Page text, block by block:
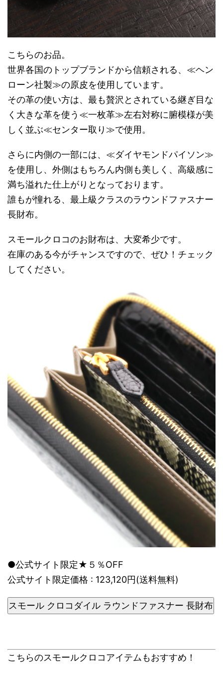
こちらのお品。
世界各国のトップブランドから信頼される、≪ヘン
ローン社製≫の原皮を使用しています。
その革の使い方は、最も贅沢とされている継ぎ目な
く大きな革を使う≪一枚革≫左右対称に腑模様が美
しく並ぶ≪センター取り≫で使用。
さらに内側の一部には、≪ダイヤモンドパイソン≫
を使用し、外側はもちろん内側も美しく、高級感に
満ち溢れた仕上がりとなっております。
誰もが憧れる、最上級クラスのラウンドファスナー
長財布。
スモールクロコのお財布は、大変希少です。
在庫のある今がチャンスですので、ぜひ！チェック
してください。
●公式サイト限定★５％OFF
公式サイト限定価格 : 123,120円(送料無料)
スモール クロコダイル ラウンドファスナー 長財布
こちらのスモールクロコアイテムもおすすめ！